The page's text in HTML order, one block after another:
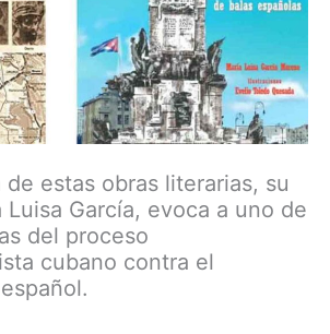
de estas obras literarias, su
Luisa García, evoca a uno de
del proceso
cubano contra el